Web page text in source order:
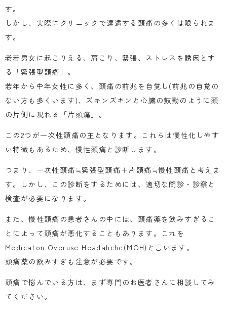
す。
しかし、実際にクリニックで遭遇する頭痛の多くは限られま
す。
老若男女に起こりえる、肩こり、緊張、ストレスを誘因とす
る「緊張型頭痛」。
若年から中年女性に多く、頭痛の前兆を自覚し(前兆の自覚の
ない方も多くいます)、ズキンズキンと心臓の鼓動のように頭
の片側に現れる「片頭痛」。
この2つが一次性頭痛の主となります。これらは慢性化しやす
い特徴もあるため、慢性頭痛と診断します。
つまり、一次性頭痛≒緊張型頭痛＋片頭痛≒慢性頭痛と考えま
す。しかし、この診断をするためには、適切な問診・診察と
検査が必要になります。
また、慢性頭痛の患者さんの中には、頭痛薬を飲みすぎるこ
とによって頭痛が悪化することもあります。これを
Medicaton Overuse Headahche(MOH)と言います。
頭痛薬の飲みすぎも注意が必要です。
頭痛で悩んでいる方は、まず専門のお医者さんに相談してみ
てください。